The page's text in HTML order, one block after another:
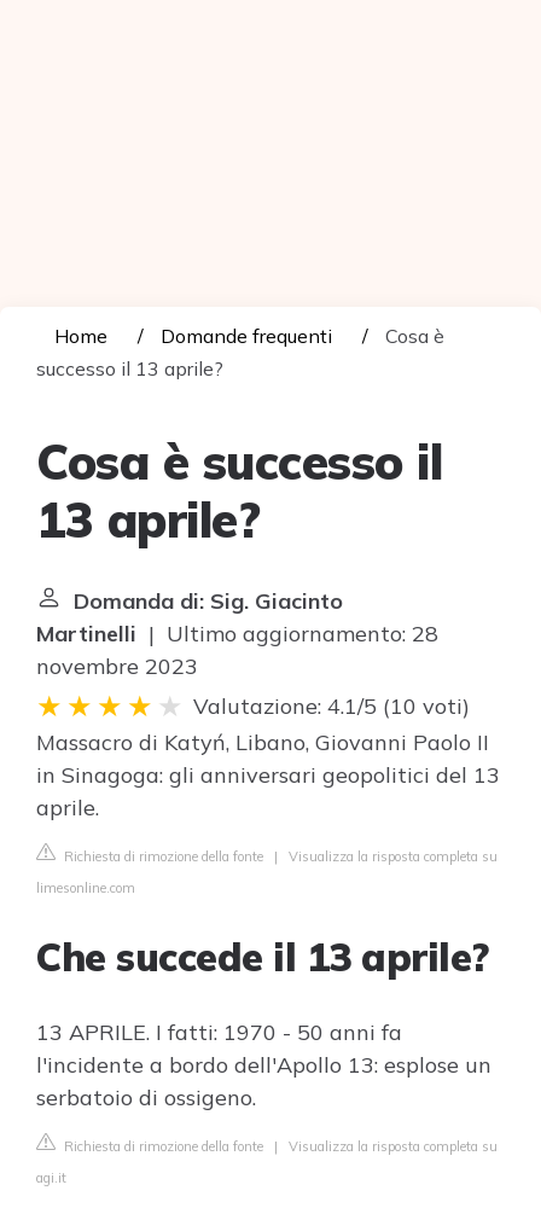
Home Domande frequenti
Cosa è
successo il 13 aprile?
Cosa è successo il
13 aprile?
Domanda di: Sig. Giacinto
Martinelli | Ultimo aggiornamento: 28
novembre 2023
Valutazione: 4.1/5 (10 voti)
Massacro di Katyń, Libano, Giovanni Paolo II
in Sinagoga: gli anniversari geopolitici del 13
aprile.
Richiesta di rimozione della fonte | Visualizza la risposta completa su
limesonline.com
Che succede il 13 aprile?
13 APRILE. I fatti: 1970 - 50 anni fa
l'incidente a bordo dell'Apollo 13: esplose un
serbatoio di ossigeno.
Richiesta di rimozione della fonte | Visualizza la risposta completa su
agi.it